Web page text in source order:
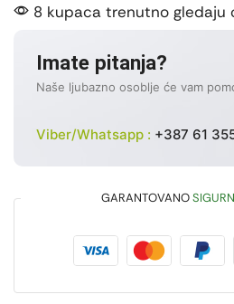
8 kupaca trenutno gledaju
Imate pitanja?
Naše ljubazno osoblje će vam
Viber/Whatsapp : +387 61
GARANTOVANO